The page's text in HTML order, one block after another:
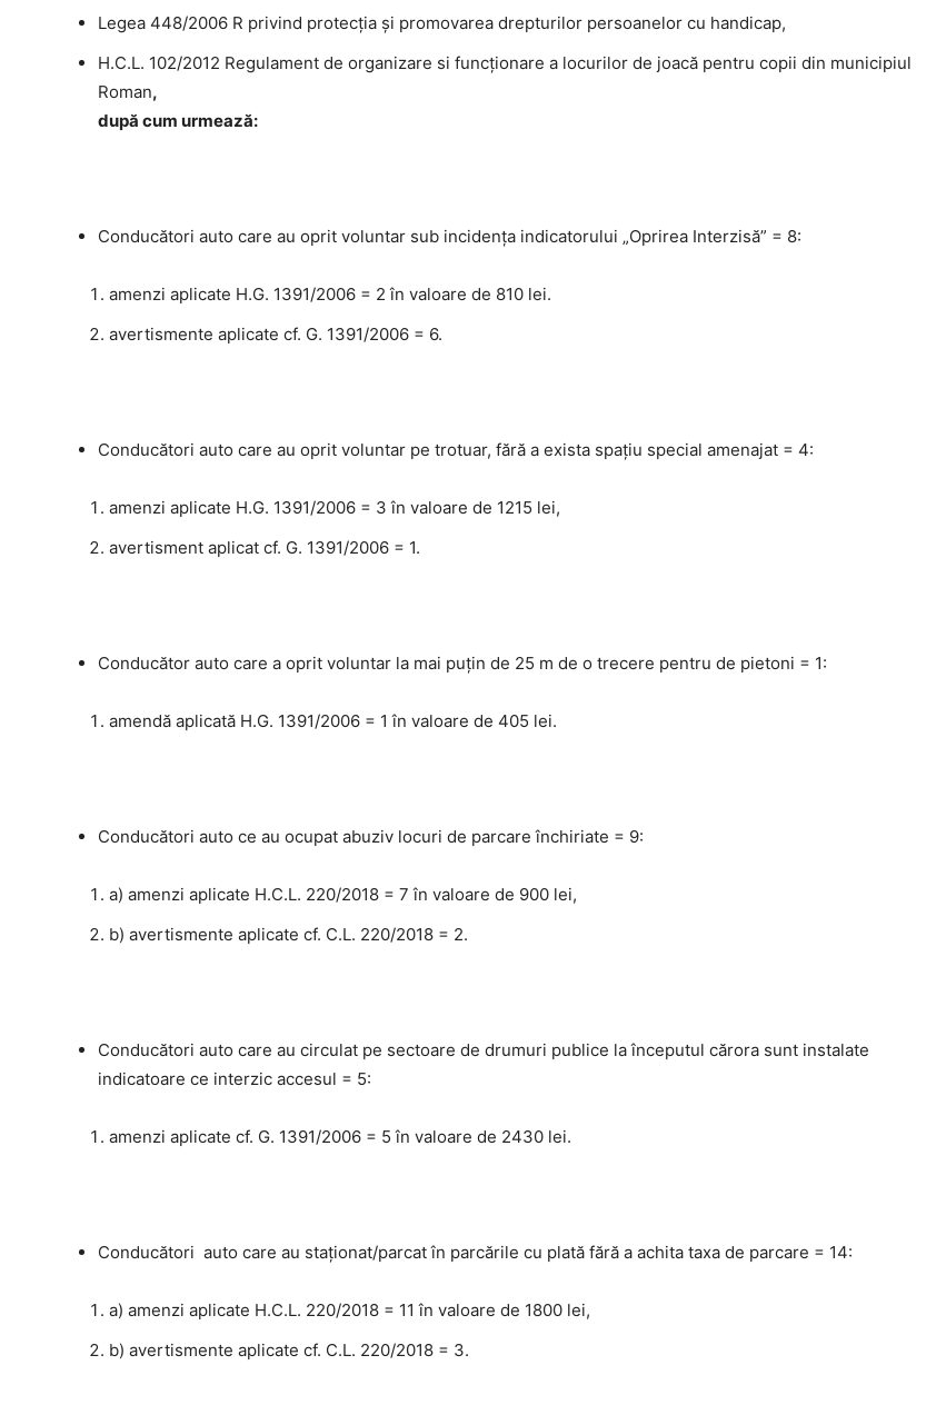
Legea 448/2006 R privind protecţia şi promovarea drepturilor persoanelor cu handicap,
H.C.L. 102/2012 Regulament de organizare si funcţionare a locurilor de joacă pentru copii din municipiul
Roman,
după cum urmează:
Conducători auto care au oprit voluntar sub incidenţa indicatorului „Oprirea Interzisă” = 8:
amenzi aplicate H.G. 1391/2006 = 2 în valoare de 810 lei.
avertismente aplicate cf. G. 1391/2006 = 6.
Conducători auto care au oprit voluntar pe trotuar, fără a exista spaţiu special amenajat = 4:
amenzi aplicate H.G. 1391/2006 = 3 în valoare de 1215 lei,
avertisment aplicat cf. G. 1391/2006 = 1.
Conducător auto care a oprit voluntar la mai puţin de 25 m de o trecere pentru de pietoni = 1:
amendă aplicată H.G. 1391/2006 = 1 în valoare de 405 lei.
Conducători auto ce au ocupat abuziv locuri de parcare închiriate = 9:
a) amenzi aplicate H.C.L. 220/2018 = 7 în valoare de 900 lei,
b) avertismente aplicate cf. C.L. 220/2018 = 2.
Conducători auto care au circulat pe sectoare de drumuri publice la începutul cărora sunt instalate
indicatoare ce interzic accesul = 5:
amenzi aplicate cf. G. 1391/2006 = 5 în valoare de 2430 lei.
Conducători auto care au staţionat/parcat în parcările cu plată fără a achita taxa de parcare = 14:
a) amenzi aplicate H.C.L. 220/2018 = 11 în valoare de 1800 lei,
b) avertismente aplicate cf. C.L. 220/2018 = 3.